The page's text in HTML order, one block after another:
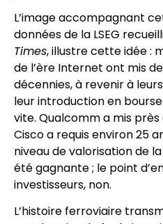
L’image accompagnant
données de la LSEG
Times, illustre cette idée :
de l’ère Internet ont mis
décennies, à revenir à
leur introduction en
vite. Qualcomm a mis près
Cisco a requis environ 25
niveau de valorisation de
été gagnante ; le point
investisseurs, non.
L’histoire ferroviaire